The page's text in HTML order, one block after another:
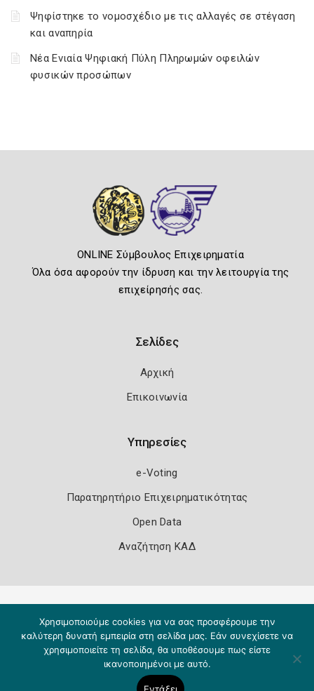
Ψηφίστηκε το νομοσχέδιο με τις αλλαγές σε στέγαση
και αναπηρία
Νέα Ενιαία Ψηφιακή Πύλη Πληρωμών οφειλών
φυσικών προσώπων
ONLINE Σύμβουλος Επιχειρηματία
Όλα όσα αφορούν την ίδρυση και την λειτουργία της
επιχείρησής σας.
Σελίδες
Αρχική
Επικοινωνία
Υπηρεσίες
e-Voting
Παρατηρητήριο Επιχειρηματικότητας
Open Data
Αναζήτηση ΚΑΔ
Χρησιμοποιούμε cookies για να σας προσφέρουμε την
καλύτερη δυνατή εμπειρία στη σελίδα μας. Εάν συνεχίσετε να
χρησιμοποιείτε τη σελίδα, θα υποθέσουμε πως είστε
ικανοποιημένοι με αυτό.
Εντάξει
Copyright 2026 Knowledge A.E.